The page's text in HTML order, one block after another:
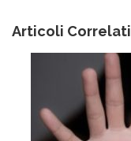
Articoli Correlati